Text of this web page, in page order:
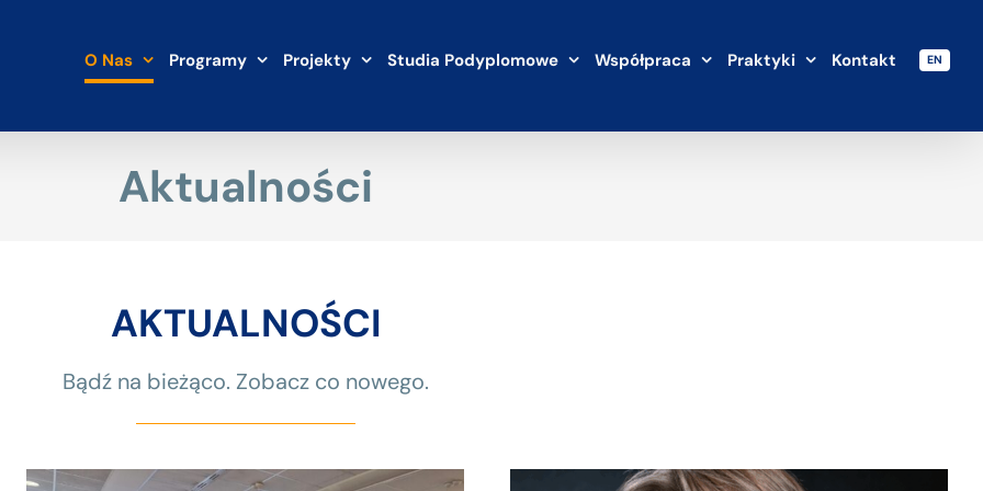
O Nas Programy Projekty Studia Podyplomowe Współpraca Praktyki Kontakt EN
Aktualności
AKTUALNOŚCI
Bądź na bieżąco. Zobacz co nowego.